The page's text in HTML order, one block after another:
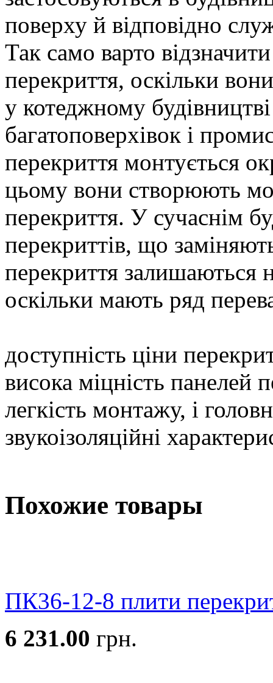
поверху й відповідно
Так само варто
перекриття, оскільки
у котеджному будівництві
багатоповерхівок і
перекриття монтується
цьому вони створюють
перекриття. У сучаснім
перекриттів, що
перекриття
оскільки мають ряд
доступність ціни
висока міцність панелей
легкість монтажу, і
звукоізоляційні
Похожие товары
ПК36-12-8 плити
6 231.00 грн.